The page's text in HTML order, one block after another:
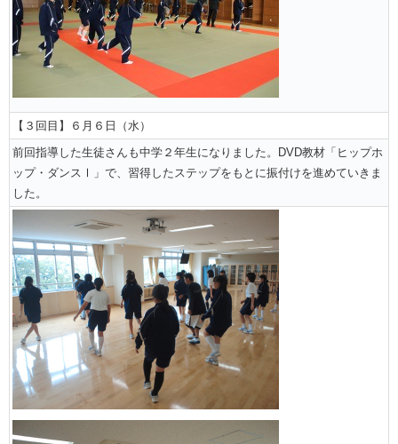
【３回目】６月６日（水）
前回指導した生徒さんも中学２年生になりました。DVD教材「ヒップホ
ップ・ダンスⅠ」で、習得したステップをもとに振付けを進めていきま
した。